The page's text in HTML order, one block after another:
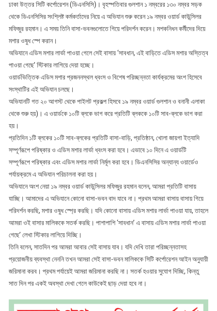
ঢাকা উত্তর সিটি কর্পোরেশন (ডিএনসিসি)। বৃহস্পতিবার গুলশান ১ নম্বরের ১৩০ নম্বর সড়ক
থেকে ডিএনসিসির সংশ্লিষ্ট কর্মকর্তাদের নিয়ে এ অভিযান শুরু করেন ১৯ নম্বর ওয়ার্ড কাউন্সিলর
মফিজুর রহমান। এ সময় তিনি বাসা-ভবনগুলোতে গিয়ে পরিদর্শন করেন। মশকনিধন কর্মীদের দিয়ে
মশার ওষুধ স্পে করান।
অভিযানে এডিস মশার লার্ভা পাওয়া গেলে সেই বাসায় ‘সাবধান, এই বাড়িতে এডিস মশার অস্তিত্ব
পাওয়া গেছে’ স্টিকার লাগিয়ে দেয়া হচ্ছে।
ওয়ার্ডভিত্তিক এডিস মশার প্রজননস্থল ধ্বংস ও বিশেষ পরিচ্ছন্নতা কার্যক্রমের অংশ হিসেবে
সংস্থাটির এই অভিযান চলছে।
অভিযানটি গত ২০ আগস্ট থেকে পাইলট প্রকল্প হিসবে ১৯ নম্বর ওয়ার্ড গুলশান ও বনানী এলাকা
থেকে শুরু হয়)। এ ওয়ার্ডকে ১০টি ব্লকে ভাগ করে প্রতিটি ব্লককে ১০টি সাব-ব্লকে ভাগ করা
হয়।
প্রতিদিন ১টি ব্লকের ১০টি সাব-ব্লকের প্রতিটি বাসা-বাড়ি, প্রতিষ্ঠান, খোলা জায়গা ইত্যাদি
সম্পূর্ণরূপে পরিষ্কার ও এডিস মশার লার্ভা ধ্বংস করা হবে। এভাবে ১০ দিনে এ ওয়ার্ডটি
সম্পূর্ণরূপে পরিষ্কার এবং এডিস মশার লার্ভা নির্মূল করা হবে। ডিএনসিসির অন্যান্য ওয়ার্ডেও
পর্যায়ক্রমে এ অভিযান পরিচালনা করা হয়।
অভিযানে অংশ নেয়া ১৯ নম্বর ওয়ার্ড কাউন্সিলর মফিজুর রহমান বলেন, আমরা প্রতিটি বাসায়
যাচ্ছি। আমাদের এ অভিযানে কোনো বাসা-ভবন বাদ যাবে না। প্রথম আমরা বাসায় বাসায় গিয়ে
পরিদর্শন করছি, মশার ওষুধ স্প্রে করছি। যদি কোনো বাসায় এডিস মশার লার্ভা পাওয়া যায়, তাহলে
আমরা ওই বাসার মালিককে সতর্ক করছি। পাশাপাশি ‘সাবধান’ এ বাসায় এডিস মশার লার্ভা পাওয়া
গেছে’ লেখা স্টিকার লাগিয়ে দিচ্ছি।
তিনি বলেন, সাতদিন পর আমরা আবার সেই বাসায় যাব। যদি দেখি তারা পরিচ্ছন্নতাসহ
প্রয়োজনীয় ব্যবস্থা নেননি তখন আমরা সেই বাসা-ভবন মালিককে সিটি কর্পোরেশন আইন অনুযায়ী
জরিমানা করব। প্রথম পর্যায়েই আমরা জরিমানা করছি না। সতর্ক হওয়ার সুযোগ দিচ্ছি, কিন্তু
সাত দিন পর একই অবস্থা দেখা গেলে কাউকেই ছাড় দেয়া হবে না।